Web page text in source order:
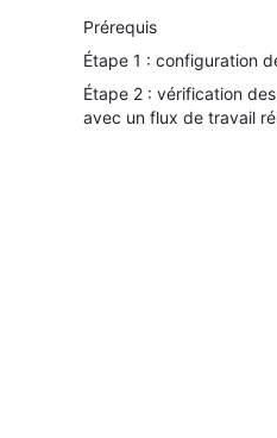
Prérequis
Étape 1 : configuration
Étape 2 : vérification
avec un flux de travail